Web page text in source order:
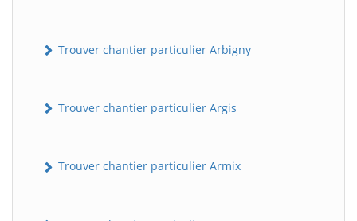
Trouver chantier particulier Arbigny
Trouver chantier particulier Argis
Trouver chantier particulier Armix